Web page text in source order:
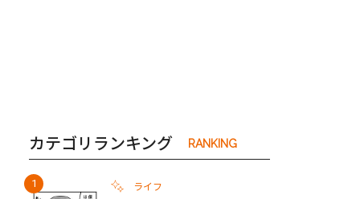
カテゴリランキング RANKING
ライフ